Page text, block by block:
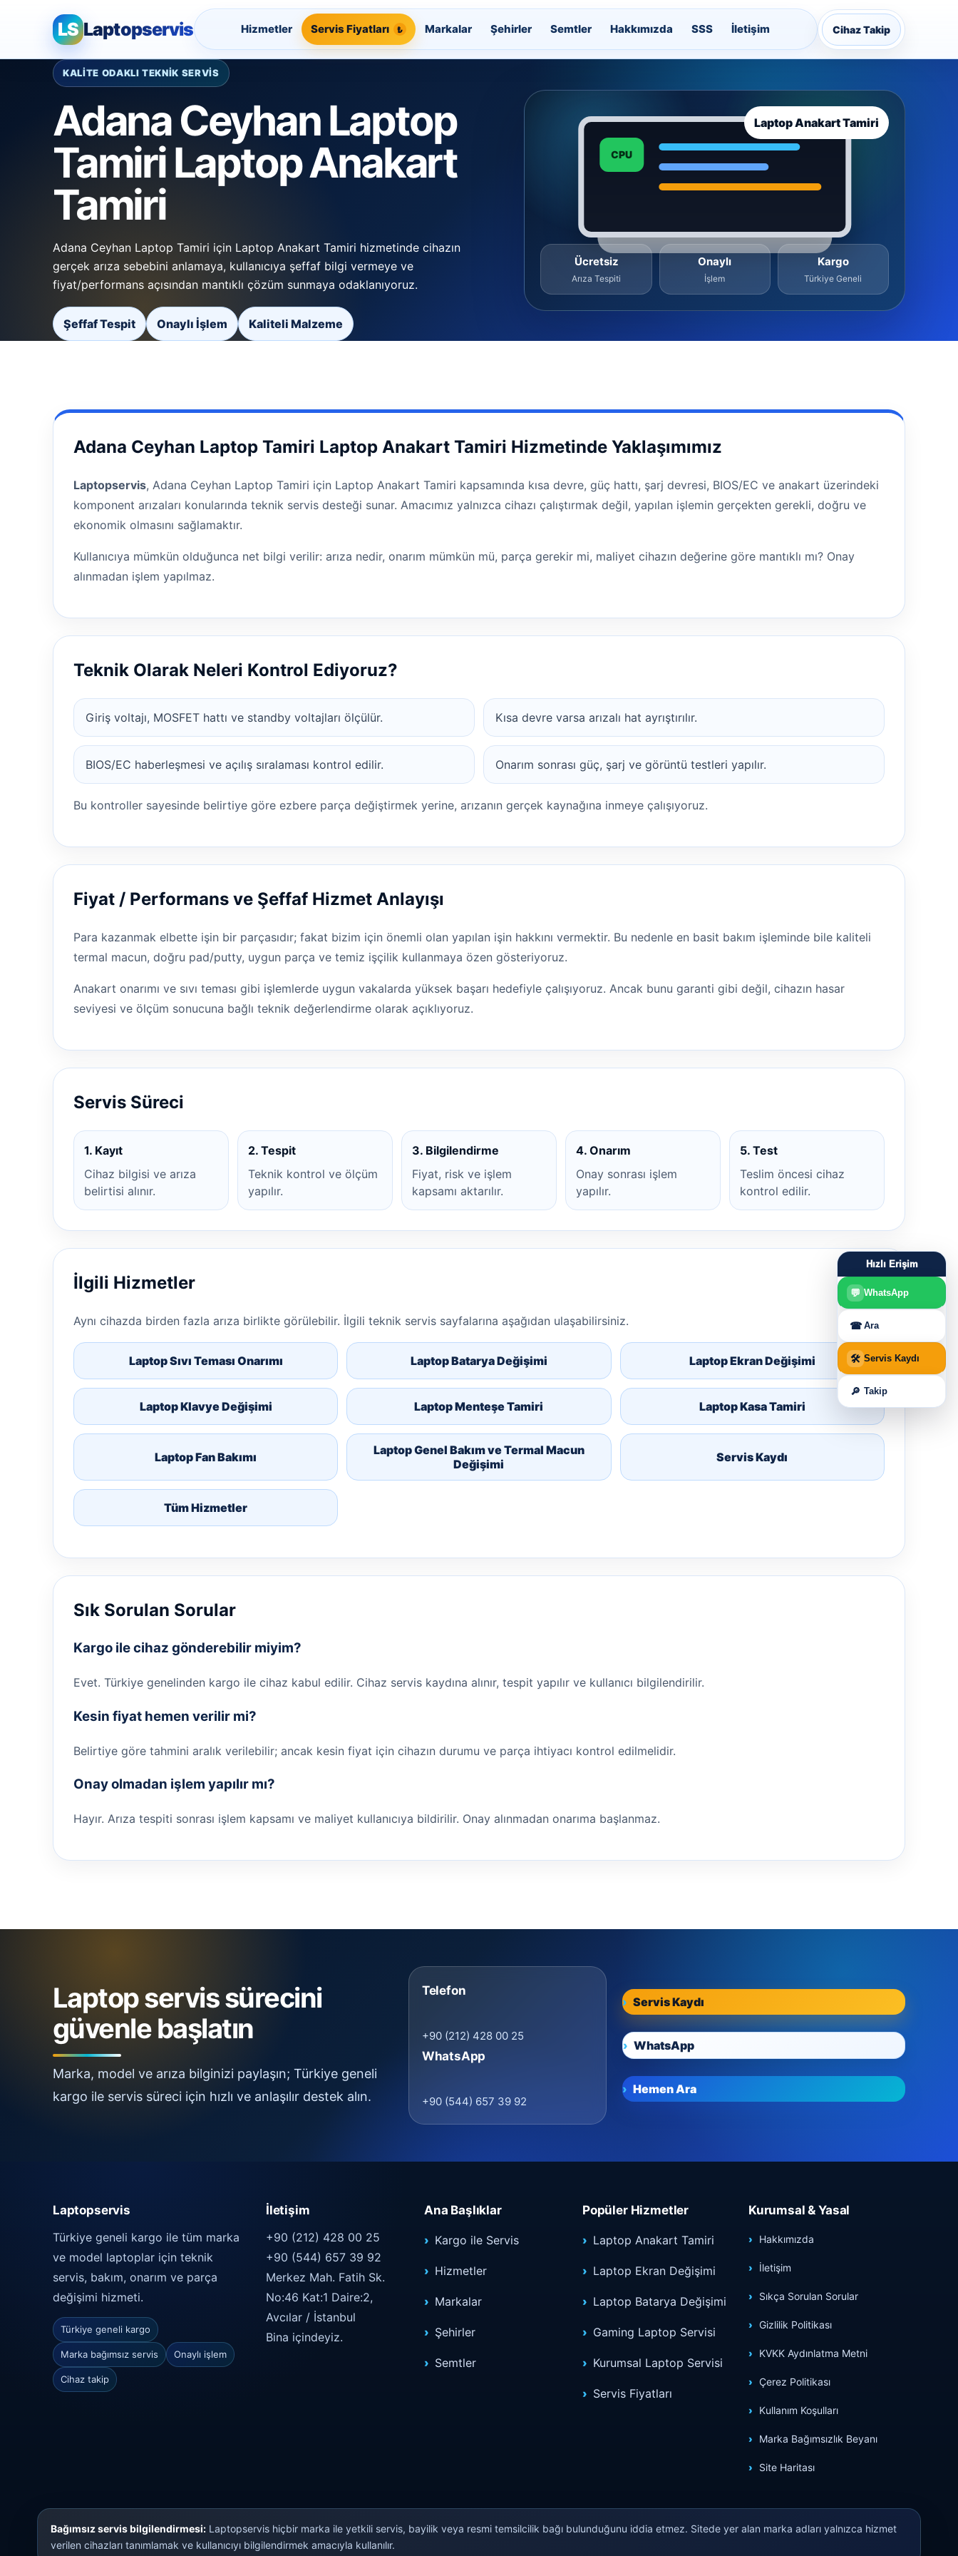
LS Laptopservis Hizmetler Servis Fiyatları Markalar Şehirler Semtler Hakkımızda SSS İletişim Cihaz Takip
KALİTE ODAKLI TEKNİK SERVİS
Adana Ceyhan Laptop
Tamiri Laptop Anakart
Tamiri
Adana Ceyhan Laptop Tamiri için Laptop Anakart Tamiri hizmetinde cihazın
gerçek arıza sebebini anlamaya, kullanıcıya şeffaf bilgi vermeye ve
fiyat/performans açısından mantıklı çözüm sunmaya odaklanıyoruz.
Şeffaf Tespit Onaylı İşlem Kaliteli Malzeme
CPU
Laptop Anakart Tamiri
Ücretsiz
Arıza Tespiti
Onaylı
İşlem
Kargo
Türkiye Geneli
Adana Ceyhan Laptop Tamiri Laptop Anakart Tamiri Hizmetinde Yaklaşımımız
Laptopservis, Adana Ceyhan Laptop Tamiri için Laptop Anakart Tamiri kapsamında kısa devre, güç hattı, şarj devresi, BIOS/EC ve anakart üzerindeki
komponent arızaları konularında teknik servis desteği sunar. Amacımız yalnızca cihazı çalıştırmak değil, yapılan işlemin gerçekten gerekli, doğru ve
ekonomik olmasını sağlamaktır.
Kullanıcıya mümkün olduğunca net bilgi verilir: arıza nedir, onarım mümkün mü, parça gerekir mi, maliyet cihazın değerine göre mantıklı mı? Onay
alınmadan işlem yapılmaz.
Teknik Olarak Neleri Kontrol Ediyoruz?
Giriş voltajı, MOSFET hattı ve standby voltajları ölçülür. Kısa devre varsa arızalı hat ayrıştırılır.
BIOS/EC haberleşmesi ve açılış sıralaması kontrol edilir. Onarım sonrası güç, şarj ve görüntü testleri yapılır.
Bu kontroller sayesinde belirtiye göre ezbere parça değiştirmek yerine, arızanın gerçek kaynağına inmeye çalışıyoruz.
Fiyat / Performans ve Şeffaf Hizmet Anlayışı
Para kazanmak elbette işin bir parçasıdır; fakat bizim için önemli olan yapılan işin hakkını vermektir. Bu nedenle en basit bakım işleminde bile kaliteli
termal macun, doğru pad/putty, uygun parça ve temiz işçilik kullanmaya özen gösteriyoruz.
Anakart onarımı ve sıvı teması gibi işlemlerde uygun vakalarda yüksek başarı hedefiyle çalışıyoruz. Ancak bunu garanti gibi değil, cihazın hasar
seviyesi ve ölçüm sonucuna bağlı teknik değerlendirme olarak açıklıyoruz.
Servis Süreci
1. Kayıt
Cihaz bilgisi ve arıza
belirtisi alınır.
2. Tespit
Teknik kontrol ve ölçüm
yapılır.
3. Bilgilendirme
Fiyat, risk ve işlem
kapsamı aktarılır.
4. Onarım
Onay sonrası işlem
yapılır.
5. Test
Teslim öncesi cihaz
kontrol edilir.
İlgili Hizmetler
Aynı cihazda birden fazla arıza birlikte görülebilir. İlgili teknik servis sayfalarına aşağıdan ulaşabilirsiniz.
Laptop Sıvı Teması Onarımı Laptop Batarya Değişimi Laptop Ekran Değişimi
Laptop Klavye Değişimi Laptop Menteşe Tamiri Laptop Kasa Tamiri
Laptop Fan Bakımı
Laptop Genel Bakım ve Termal Macun
Değişimi
Servis Kaydı
Tüm Hizmetler
Sık Sorulan Sorular
Kargo ile cihaz gönderebilir miyim?
Evet. Türkiye genelinden kargo ile cihaz kabul edilir. Cihaz servis kaydına alınır, tespit yapılır ve kullanıcı bilgilendirilir.
Kesin fiyat hemen verilir mi?
Belirtiye göre tahmini aralık verilebilir; ancak kesin fiyat için cihazın durumu ve parça ihtiyacı kontrol edilmelidir.
Onay olmadan işlem yapılır mı?
Hayır. Arıza tespiti sonrası işlem kapsamı ve maliyet kullanıcıya bildirilir. Onay alınmadan onarıma başlanmaz.
Laptop servis sürecini
güvenle başlatın
Marka, model ve arıza bilginizi paylaşın; Türkiye geneli
kargo ile servis süreci için hızlı ve anlaşılır destek alın.
Telefon
+90 (212) 428 00 25
WhatsApp
+90 (544) 657 39 92
Servis Kaydı
WhatsApp
Hemen Ara
Laptopservis
Türkiye geneli kargo ile tüm marka
ve model laptoplar için teknik
servis, bakım, onarım ve parça
değişimi hizmeti.
Türkiye geneli kargo
Marka bağımsız servis Onaylı işlem
Cihaz takip
İletişim
+90 (212) 428 00 25
+90 (544) 657 39 92
Merkez Mah. Fatih Sk.
No:46 Kat:1 Daire:2,
Avcılar / İstanbul
Bina içindeyiz.
Ana Başlıklar
Kargo ile Servis
Hizmetler
Markalar
Şehirler
Semtler
Popüler Hizmetler
Laptop Anakart Tamiri
Laptop Ekran Değişimi
Laptop Batarya Değişimi
Gaming Laptop Servisi
Kurumsal Laptop Servisi
Servis Fiyatları
Kurumsal & Yasal
Hakkımızda
İletişim
Sıkça Sorulan Sorular
Gizlilik Politikası
KVKK Aydınlatma Metni
Çerez Politikası
Kullanım Koşulları
Marka Bağımsızlık Beyanı
Site Haritası
Bağımsız servis bilgilendirmesi: Laptopservis hiçbir marka ile yetkili servis, bayilik veya resmi temsilcilik bağı bulunduğunu iddia etmez. Sitede yer alan marka adları yalnızca hizmet
verilen cihazları tanımlamak ve kullanıcıyı bilgilendirmek amacıyla kullanılır.
Hızlı Erişim
💬 WhatsApp
☎ Ara
🛠 Servis Kaydı
🔎 Takip